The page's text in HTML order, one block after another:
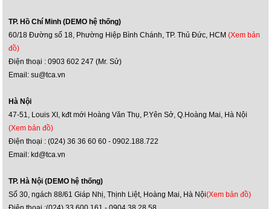
TP. Hồ Chí Minh (DEMO hệ thống)
60/18 Đường số 18, Phường Hiệp Bình Chánh, TP. Thủ Đức, HCM(Xem bản
đồ)
Điện thoại : 0903 602 247 (Mr. Sử)
Email: su@tca.vn
Hà Nội
47-51, Louis XI, kđt mới Hoàng Văn Thụ, P.Yên Sở, Q.Hoàng Mai, Hà Nội
(Xem bản đồ)
Điện thoại : (024) 36 36 60 60 - 0902.188.722
Email: kd@tca.vn
TP. Hà Nội (DEMO hệ thống)
Số 30, ngách 88/61 Giáp Nhị, Thịnh Liệt, Hoàng Mai, Hà Nội(Xem bản đồ)